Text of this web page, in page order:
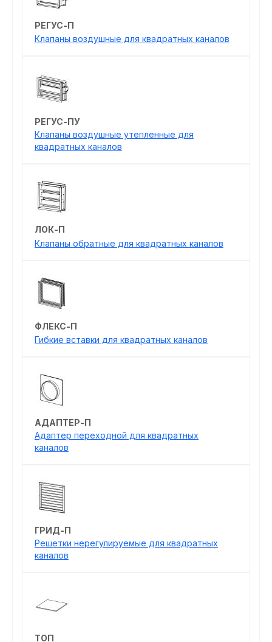
РЕГУС-П
Клапаны воздушные для квадратных каналов
РЕГУС-ПУ
Клапаны воздушные утепленные для
квадратных каналов
ЛОК-П
Клапаны обратные для квадратных каналов
ФЛЕКС-П
Гибкие вставки для квадратных каналов
АДАПТЕР-П
Адаптер переходной для квадратных
каналов
ГРИД-П
Решетки нерегулируемые для квадратных
каналов
ТОП